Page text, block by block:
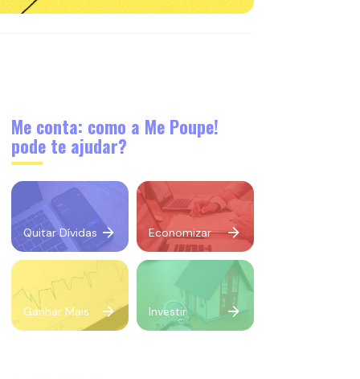
Me conta: como a Me Poupe!
pode te ajudar?
Quitar Dívidas Economizar
Ganhar Mais Investir